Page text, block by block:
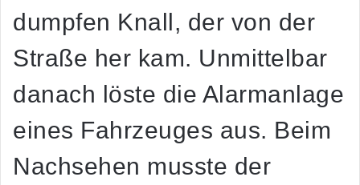
dumpfen Knall, der von der
Straße her kam. Unmittelbar
danach löste die Alarmanlage
eines Fahrzeuges aus. Beim
Nachsehen musste der